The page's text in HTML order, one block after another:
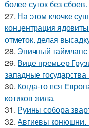
более суток без сбоев.
27. На этом клочке
концентрация
отметок, делая
28. Эпичный таймлапс
29. Вице-премьер
западные
30. Когда-то вся
котиков жила.
31. Руины собора
32. Авгиевы конюшни.